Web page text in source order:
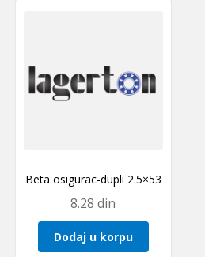
Beta osigurac-dupli 2.5×53
8.28din
Dodaj u korpu